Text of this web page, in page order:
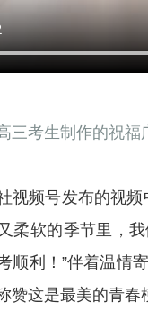
三考生制作的祝
视频号发布的视
柔软的季节里，
顺利！”伴着温情
赞这是最美的青春